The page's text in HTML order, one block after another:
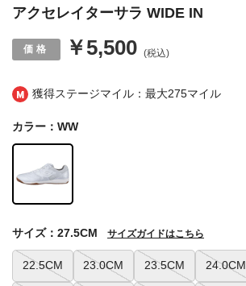
獲得ステージマイル：最大275マイル
アクセレイターサラ WIDE IN
￥5,500 (税込)
カラー：WW
22.5CM 23.0CM 23.5CM 24.0CM
サイズ：27.5CM サイズガイドはこちら